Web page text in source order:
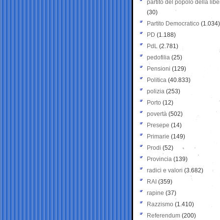
partito del popolo della
(30)
Partito Democratico (1.034)
PD (1.188)
PdL (2.781)
pedofilia (25)
Pensioni (129)
Politica (40.833)
polizia (253)
Porto (12)
povertà (502)
Presepe (14)
Primarie (149)
Prodi (52)
Provincia (139)
radici e valori (3.682)
RAI (359)
rapine (37)
Razzismo (1.410)
Referendum (200)